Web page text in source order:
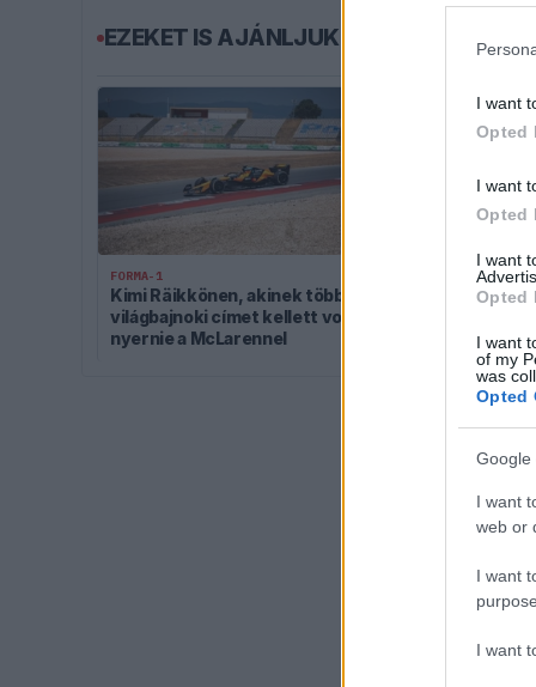
I want
Opted
I want
Opted
I want
Opted
I want
of my
was
Opted
Google
I want
web or
I want
I want
EZEKET IS AJÁNLJUK
FORMA-1
Kimi Räikkönen, akinek több
világbajnoki címet kellett volna
nyernie a McLarennel
Komoly
elmaradtak